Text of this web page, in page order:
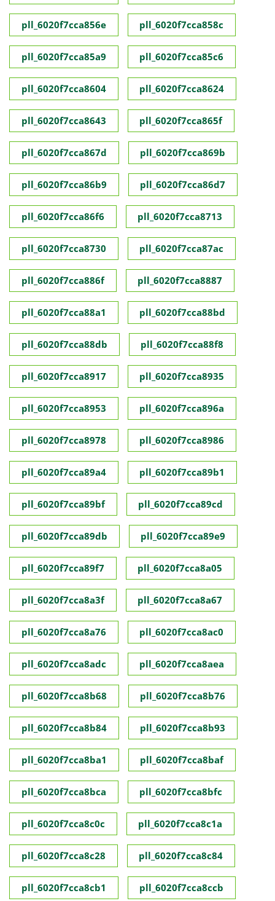
pll_6020f7cca856e pll_6020f7cca858c
pll_6020f7cca85a9 pll_6020f7cca85c6
pll_6020f7cca8604 pll_6020f7cca8624
pll_6020f7cca8643 pll_6020f7cca865f
pll_6020f7cca867d pll_6020f7cca869b
pll_6020f7cca86b9 pll_6020f7cca86d7
pll_6020f7cca86f6 pll_6020f7cca8713
pll_6020f7cca8730 pll_6020f7cca87ac
pll_6020f7cca886f pll_6020f7cca8887
pll_6020f7cca88a1 pll_6020f7cca88bd
pll_6020f7cca88db pll_6020f7cca88f8
pll_6020f7cca8917 pll_6020f7cca8935
pll_6020f7cca8953 pll_6020f7cca896a
pll_6020f7cca8978 pll_6020f7cca8986
pll_6020f7cca89a4 pll_6020f7cca89b1
pll_6020f7cca89bf pll_6020f7cca89cd
pll_6020f7cca89db pll_6020f7cca89e9
pll_6020f7cca89f7 pll_6020f7cca8a05
pll_6020f7cca8a3f pll_6020f7cca8a67
pll_6020f7cca8a76 pll_6020f7cca8ac0
pll_6020f7cca8adc pll_6020f7cca8aea
pll_6020f7cca8b68 pll_6020f7cca8b76
pll_6020f7cca8b84 pll_6020f7cca8b93
pll_6020f7cca8ba1 pll_6020f7cca8baf
pll_6020f7cca8bca pll_6020f7cca8bfc
pll_6020f7cca8c0c pll_6020f7cca8c1a
pll_6020f7cca8c28 pll_6020f7cca8c84
pll_6020f7cca8cb1 pll_6020f7cca8ccb